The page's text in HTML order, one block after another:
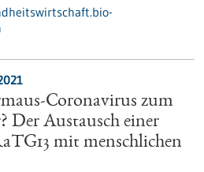
Coronavirus zum
Der Austausch einer
mit menschlichen